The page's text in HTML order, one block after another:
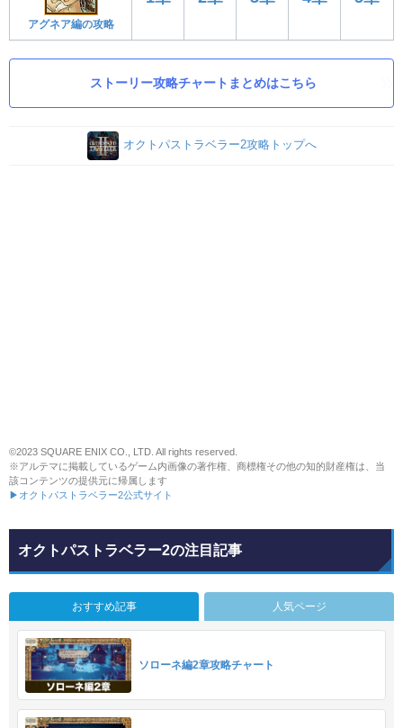
アグネア編の攻略
ストーリー攻略チャートまとめはこちら
オクトパストラベラー2攻略トップへ
©2023 SQUARE ENIX CO., LTD. All rights reserved.
※アルテマに掲載しているゲーム内画像の著作権、商標権その他の知的財産権は、当
該コンテンツの提供元に帰属します
▶オクトパストラベラー2公式サイト
オクトパストラベラー2の注目記事
おすすめ記事 人気ページ
ソローネ編2章攻略チャート